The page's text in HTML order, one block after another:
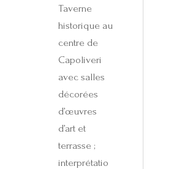
Taverne
historique au
centre de
Capoliveri
avec salles
décorées
d’œuvres
d’art et
terrasse ;
interprétatio